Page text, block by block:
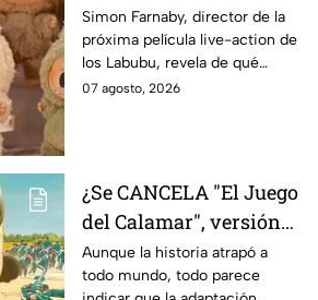
Labubu: de qué tratará
y cuándo se estrena
Simon Farnaby, director de la
próxima película live-action de
los Labubu, revela de qué
tratará la cinta. Aquí te
07 agosto, 2026
¿Se CANCELA "El Juego
del Calamar", versión
Estados Unidos? Esto
es lo que se sabe al
Aunque la historia atrapó a
todo mundo, todo parece